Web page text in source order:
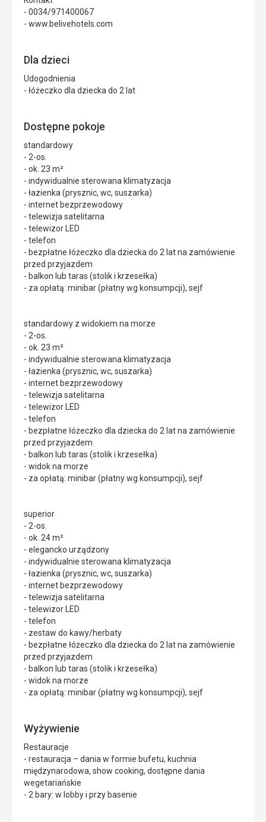
- 0034/971400067
- www.belivehotels.com
Dla dzieci
Udogodnienia
- łóżeczko dla dziecka do 2 lat
Dostępne pokoje
standardowy
- 2-os.
- ok. 23 m²
- indywidualnie sterowana klimatyzacja
- łazienka (prysznic, wc, suszarka)
- internet bezprzewodowy
- telewizja satelitarna
- telewizor LED
- telefon
- bezpłatne łóżeczko dla dziecka do 2 lat na zamówienie
przed przyjazdem
- balkon lub taras (stolik i krzesełka)
- za opłatą: minibar (płatny wg konsumpcji), sejf
standardowy z widokiem na morze
- 2-os.
- ok. 23 m²
- indywidualnie sterowana klimatyzacja
- łazienka (prysznic, wc, suszarka)
- internet bezprzewodowy
- telewizja satelitarna
- telewizor LED
- telefon
- bezpłatne łóżeczko dla dziecka do 2 lat na zamówienie
przed przyjazdem
- balkon lub taras (stolik i krzesełka)
- widok na morze
- za opłatą: minibar (płatny wg konsumpcji), sejf
superior
- 2-os.
- ok. 24 m²
- elegancko urządzony
- indywidualnie sterowana klimatyzacja
- łazienka (prysznic, wc, suszarka)
- internet bezprzewodowy
- telewizja satelitarna
- telewizor LED
- telefon
- zestaw do kawy/herbaty
- bezpłatne łóżeczko dla dziecka do 2 lat na zamówienie
przed przyjazdem
- balkon lub taras (stolik i krzesełka)
- widok na morze
- za opłatą: minibar (płatny wg konsumpcji), sejf
Wyżywienie
Restauracje
- restauracja – dania w formie bufetu, kuchnia
międzynarodowa, show cooking, dostępne dania
wegetariańskie
- 2 bary: w lobby i przy basenie